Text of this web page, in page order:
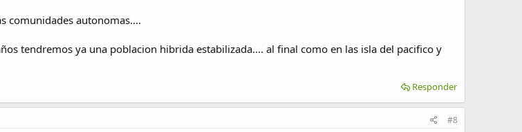
comunidades autonomas....
tendremos ya una poblacion hibrida estabilizada.... al final como en las isla del pacifico y
Responder
#8